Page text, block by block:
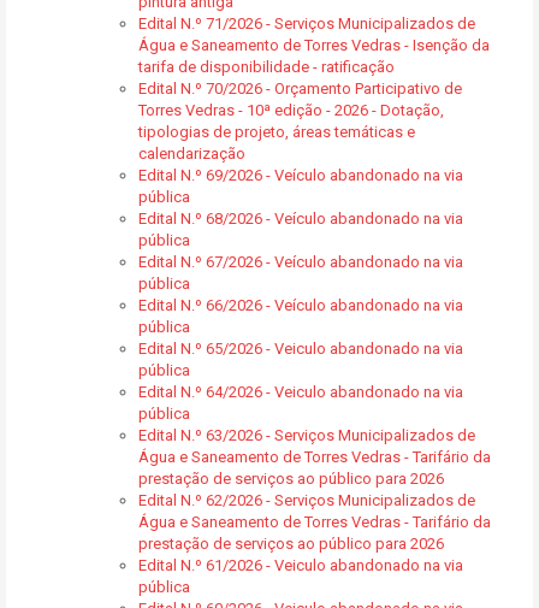
Edital N.º 71/2026 - Serviços Municipalizados de
Água e Saneamento de Torres Vedras - Isenção da
tarifa de disponibilidade - ratificação
Edital N.º 70/2026 - Orçamento Participativo de
Torres Vedras - 10ª edição - 2026 - Dotação,
tipologias de projeto, áreas temáticas e
calendarização
Edital N.º 69/2026 - Veículo abandonado na via
pública
Edital N.º 68/2026 - Veículo abandonado na via
pública
Edital N.º 67/2026 - Veículo abandonado na via
pública
Edital N.º 66/2026 - Veículo abandonado na via
pública
Edital N.º 65/2026 - Veiculo abandonado na via
pública
Edital N.º 64/2026 - Veiculo abandonado na via
pública
Edital N.º 63/2026 - Serviços Municipalizados de
Água e Saneamento de Torres Vedras - Tarifário da
prestação de serviços ao público para 2026
Edital N.º 62/2026 - Serviços Municipalizados de
Água e Saneamento de Torres Vedras - Tarifário da
prestação de serviços ao público para 2026
Edital N.º 61/2026 - Veiculo abandonado na via
pública